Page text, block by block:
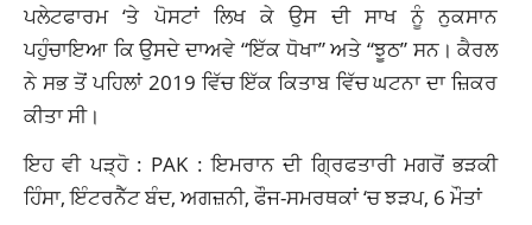
ਪਲੇਟਫਾਰਮ ‘ਤੇ ਪੋਸਟਾਂ ਲਿਖ ਕੇ ਉਸ ਦੀ ਸਾਖ ਨੂੰ ਨੁਕਸਾਨ
ਪਹੁੰਚਾਇਆ ਕਿ ਉਸਦੇ ਦਾਅਵੇ “ਇੱਕ ਧੋਖਾ” ਅਤੇ “ਝੂਠ” ਸਨ। ਕੈਰਲ
ਨੇ ਸਭ ਤੋਂ ਪਹਿਲਾਂ 2019 ਵਿੱਚ ਇੱਕ ਕਿਤਾਬ ਵਿੱਚ ਘਟਨਾ ਦਾ ਜ਼ਿਕਰ
ਕੀਤਾ ਸੀ।
ਇਹ ਵੀ ਪੜ੍ਹੋ : PAK : ਇਮਰਾਨ ਦੀ ਗ੍ਰਿਫਤਾਰੀ ਮਗਰੋਂ ਭੜਕੀ
ਹਿੰਸਾ, ਇੰਟਰਨੈੱਟ ਬੰਦ, ਅਗਜ਼ਨੀ, ਫੌਜ-ਸਮਰਥਕਾਂ ‘ਚ ਝੜਪ, 6 ਮੌਤਾਂ